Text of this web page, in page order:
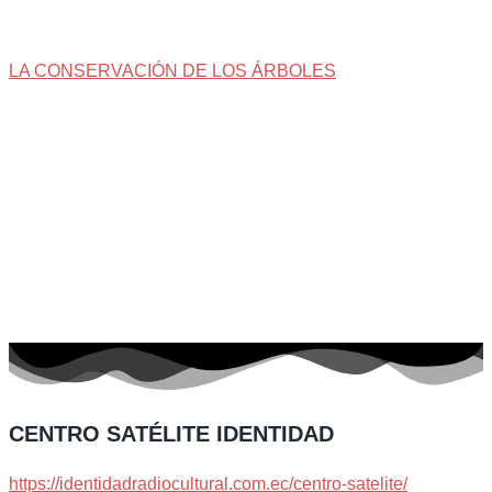
LA CONSERVACIÓN DE LOS ÁRBOLES
CENTRO SATÉLITE IDENTIDAD
https://identidadradiocultural.com.ec/centro-satelite/